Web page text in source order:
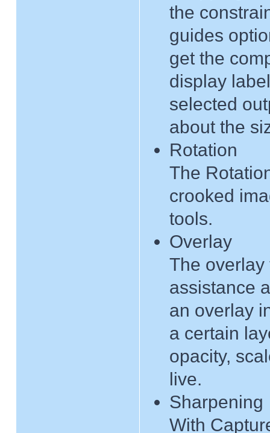
the
guides
get the
display
selected
about the
Rotation
The
crooked
tools.
Overlay
The
assistance
an overlay
a certain
opacity,
live.
Sharpening
With